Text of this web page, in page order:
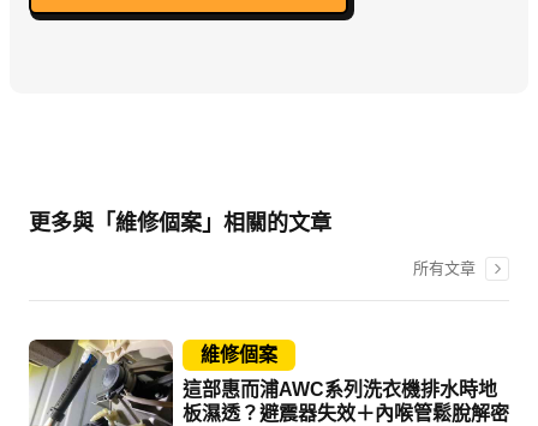
更多與「維修個案」相關的文章
所有文章
維修個案
這部惠而浦AWC系列洗衣機排水時地
板濕透？避震器失效＋內喉管鬆脫解密